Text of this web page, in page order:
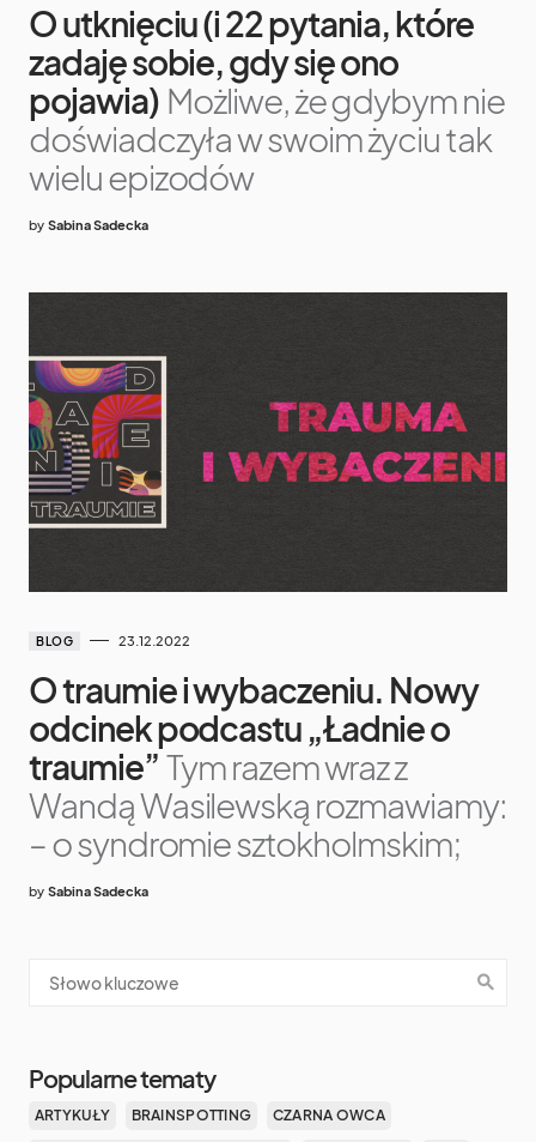
O utknięciu (i 22 pytania, które
zadaję sobie, gdy się ono
pojawia) Możliwe, że gdybym nie
doświadczyła w swoim życiu tak
wielu epizodów
by Sabina Sadecka
BLOG 23.12.2022
O traumie i wybaczeniu. Nowy
odcinek podcastu „Ładnie o
traumie” Tym razem wraz z
Wandą Wasilewską rozmawiamy:
– o syndromie sztokholmskim;
by Sabina Sadecka
Popularne tematy
ARTYKUŁY BRAINSPOTTING CZARNA OWCA